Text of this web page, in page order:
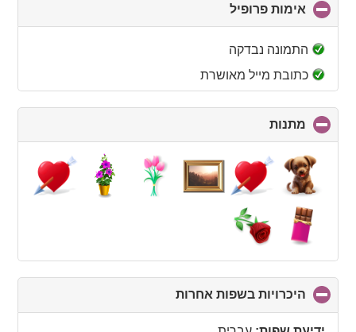
אימות פרופיל
to
התמונה נבדקה
כתובת מייל מאושרת
מתנות
to
collapse
contents
היכרויות בשפות אחרות
to